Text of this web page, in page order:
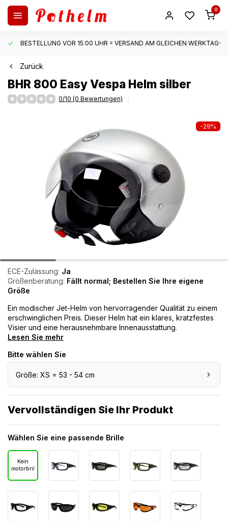
0
BESTELLUNG VOR 15:00 UHR = VERSAND AM GLEICHEN WERKTAG*
Zurück
BHR 800 Easy Vespa Helm silber
0/10 (0 Bewertungen)
-29%
ECE-Zulassung: Ja
Größenberatung: Fällt normal; Bestellen Sie Ihre eigene
Größe
Ein modischer Jet-Helm von hervorragender Qualität zu einem
erschwinglichen Preis. Dieser Helm hat ein klares, kratzfestes
Visier und eine herausnehmbare Innenausstattung.
Lesen Sie mehr
Bitte wählen Sie
Größe: XS = 53 - 54 cm
Vervollständigen Sie Ihr Produkt
Wählen Sie eine passende Brille
Kein
motorbril